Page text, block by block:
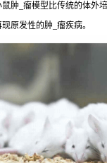
肿_瘤模型比传统的体外
原发性的肿_瘤疾病。